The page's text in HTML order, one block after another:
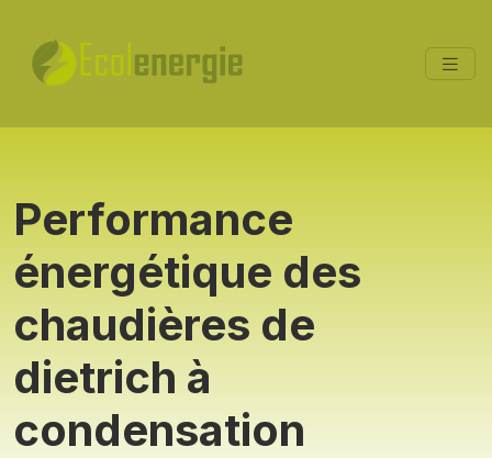
Performance
énergétique des
chaudières de
dietrich à
condensation